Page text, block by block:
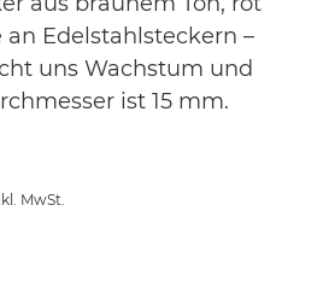
Edelstahlsteckern –
uns Wachstum und
ist 15 mm.
MwSt.